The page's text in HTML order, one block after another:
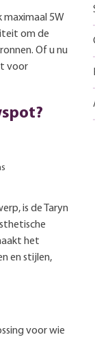
5W
om de
Of u nu
voor
is de Taryn
het
en stijlen,
voor wie